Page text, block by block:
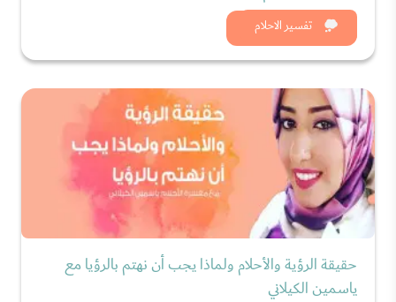
تفسير الاحلام
شاهد الان
حقيقة الرؤية والأحلام ولماذا يجب أن نهتم بالرؤيا مع
ياسمين الكيلاني